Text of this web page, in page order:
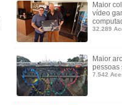
Maior
vídeo
32.289
Maior
pessoas
7.542